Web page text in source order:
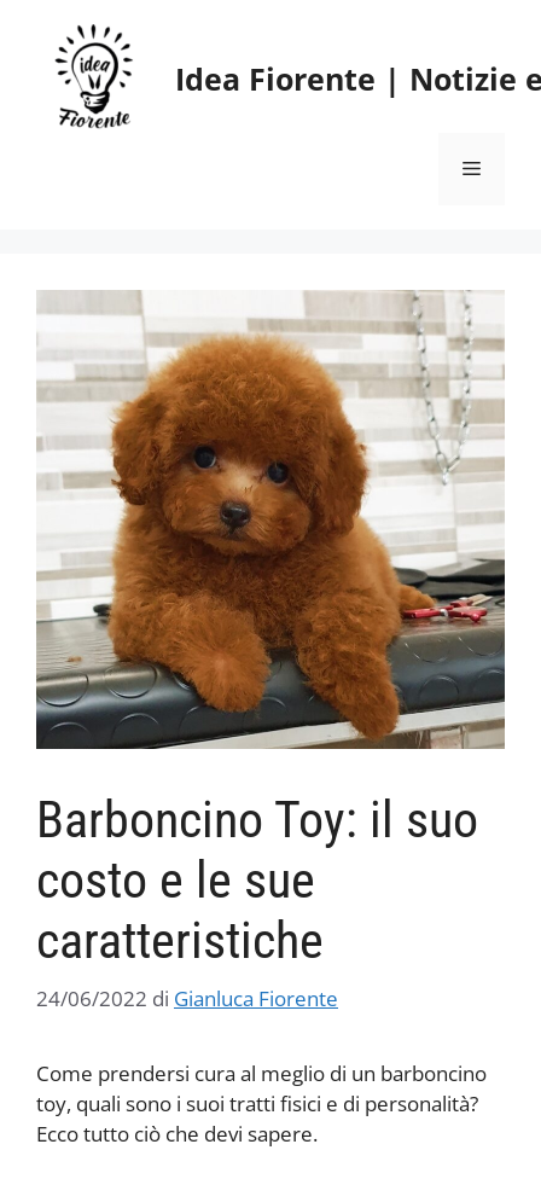
contenuto
Idea Fiorente | Notizie
Menu
Barboncino Toy: il suo
costo e le sue
caratteristiche
24/06/2022 di Gianluca Fiorente
Come prendersi cura al meglio di un barboncino
toy, quali sono i suoi tratti fisici e di personalità?
Ecco tutto ciò che devi sapere.